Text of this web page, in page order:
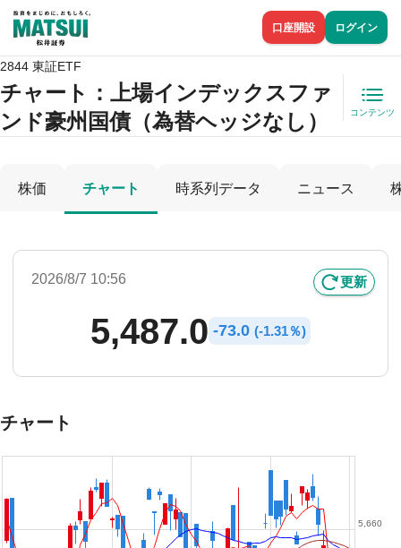
口座開設 ログイン
2844 東証ETF
チャート： 上場インデックスファ
ンド豪州国債（為替ヘッジなし）
コンテンツ
株価 チャート 時系列データ ニュース
2026/8/7 10:56 更新
5,487.0 -73.0 (-1.31％)
チャート
5,660